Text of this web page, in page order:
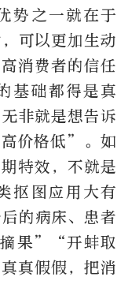
势之一就在于
可以更加生动
消费者的信任
基础都得是真
非就是想告诉
价格低”。如
特效，不就是
抠图应用大有
的病床、患者
果”“开蚌取
真假假，把消